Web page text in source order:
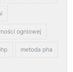
ogniowej
metoda pha